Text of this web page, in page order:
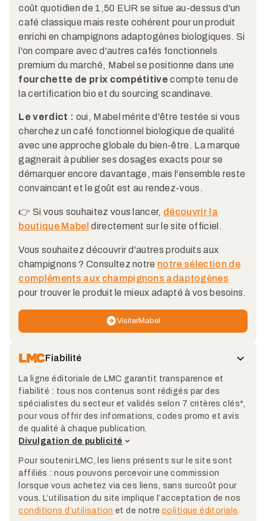
coût quotidien de 1,50 EUR se situe au-dessus d'un
café classique mais reste cohérent pour un produit
enrichi en champignons adaptogènes biologiques. Si
l'on compare avec d'autres cafés fonctionnels
premium du marché, Mabel se positionne dans une
fourchette de prix compétitive compte tenu de
la certification bio et du sourcing scandinave.
Le verdict : oui, Mabel mérite d'être testée si vous
cherchez un café fonctionnel biologique de qualité
avec une approche globale du bien-être. La marque
gagnerait à publier ses dosages exacts pour se
démarquer encore davantage, mais l'ensemble reste
convaincant et le goût est au rendez-vous.
👉 Si vous souhaitez vous lancer, découvrir la
boutique Mabel directement sur le site officiel.
Vous souhaitez découvrir d'autres produits aux
champignons ? Consultez notre notre sélection de
compléments aux champignons adaptogènes
pour trouver le produit le mieux adapté à vos besoins.
VisiterMabel
Fiabilité
La ligne éditoriale de LMC garantit transparence et
fiabilité : tous nos contenus sont rédigés par des
spécialistes du secteur et validés selon 7 critères clés*,
pour vous offrir des informations, codes promo et avis
de qualité à chaque publication.
Divulgation de publicité
Pour soutenir LMC, les liens présents sur le site sont
affiliés : nous pouvons percevoir une commission
lorsque vous achetez via ces liens, sans surcoût pour
vous. L’utilisation du site implique l’acceptation de nos
conditions d’utilisation et de notrepolitique éditoriale